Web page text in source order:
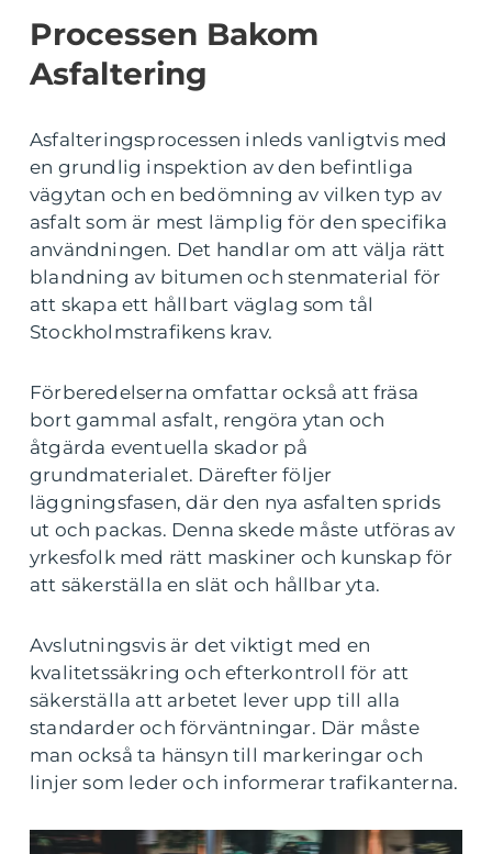
Processen Bakom
Asfaltering
Asfalteringsprocessen inleds vanligtvis med
en grundlig inspektion av den befintliga
vägytan och en bedömning av vilken typ av
asfalt som är mest lämplig för den specifika
användningen. Det handlar om att välja rätt
blandning av bitumen och stenmaterial för
att skapa ett hållbart väglag som tål
Stockholmstrafikens krav.
Förberedelserna omfattar också att fräsa
bort gammal asfalt, rengöra ytan och
åtgärda eventuella skador på
grundmaterialet. Därefter följer
läggningsfasen, där den nya asfalten sprids
ut och packas. Denna skede måste utföras av
yrkesfolk med rätt maskiner och kunskap för
att säkerställa en slät och hållbar yta.
Avslutningsvis är det viktigt med en
kvalitetssäkring och efterkontroll för att
säkerställa att arbetet lever upp till alla
standarder och förväntningar. Där måste
man också ta hänsyn till markeringar och
linjer som leder och informerar trafikanterna.